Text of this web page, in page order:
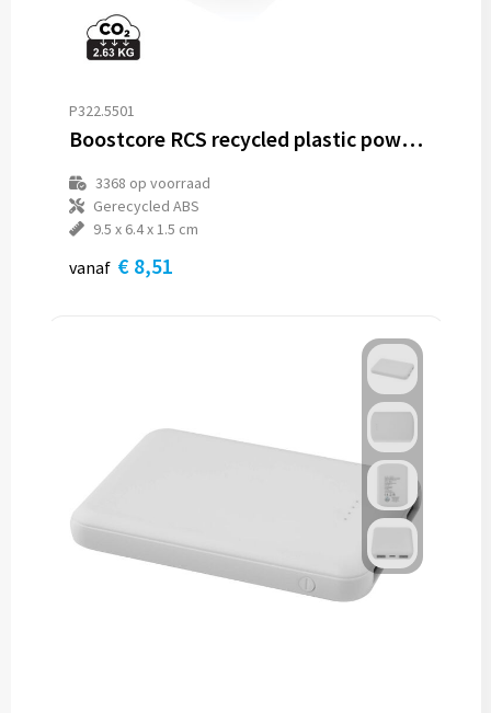
P322.5501
Boostcore RCS recycled plastic powerbank 5.000mAh met USB C
3368 op voorraad
Gerecycled ABS
9.5 x 6.4 x 1.5 cm
vanaf € 8,51